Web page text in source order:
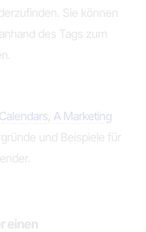
Sie können
des Tags zum
A Marketing
und Beispiele für
einen